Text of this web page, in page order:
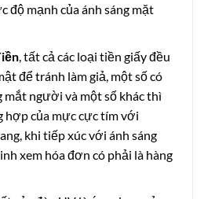
độ mạnh của ánh sáng mặt
, tất cả các loại tiền giấy đều
để tránh làm giả, một số có
người và một số khác thì
của mực cực tím với
khi tiếp xúc với ánh sáng
xem hóa đơn có phải là hàng